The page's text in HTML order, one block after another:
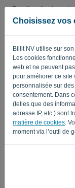
Choisissez vos
Billit NV utilise sur
Les cookies
web et ne peuvent
pour améliorer ce site
personnalisée sur
consentement. Dans
(telles que des
adresse IP, etc.) sont
matière de cookies .
moment via l’outil de
E-mail professionnel*
Mot de passe
Oui, vous pouvez
Aucune carte de